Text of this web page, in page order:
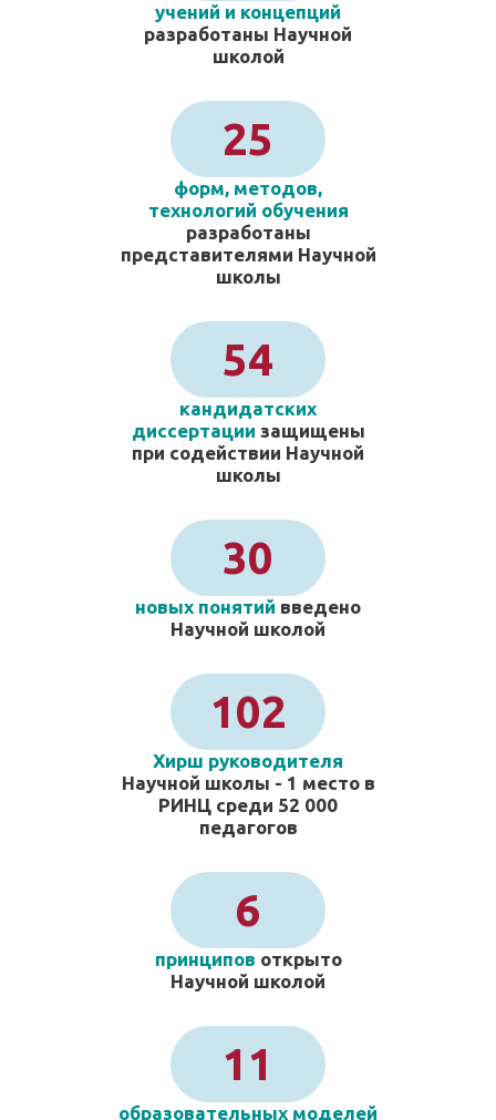
учений и концепций
разработаны Научной
школой
25
форм, методов,
технологий обучения
разработаны
представителями Научной
школы
54
кандидатских
диссертации защищены
при содействии Научной
школы
30
новых понятий введено
Научной школой
102
Хирш руководителя
Научной школы - 1 место в
РИНЦ среди 52 000
педагогов
6
принципов открыто
Научной школой
11
образовательных моделей